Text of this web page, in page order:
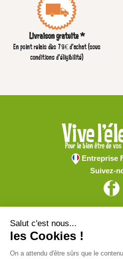
Livraison gratuite *
En point relais dès 79€ d’achat (sous
conditions d'éligibilité)
Entreprise
Suivez-
Vive l'élevage
Achat en ligne